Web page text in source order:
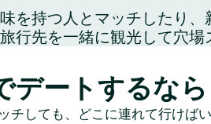
を持つ人とマッチしたり
行先を一緒に観光して穴
デートするなら
チしても、どこに連れて行けば